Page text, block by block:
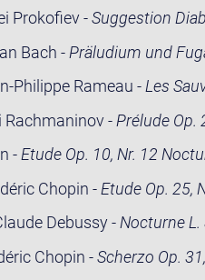
Prokofiev -Suggestion
Bach - Präludium und
Philippe Rameau - Les
Rachmaninov - Prélude Op.
- Etude Op. 10, Nr. 12
Chopin - Etude Op. 25,
Debussy - Nocturne L.
Chopin -Scherzo Op.